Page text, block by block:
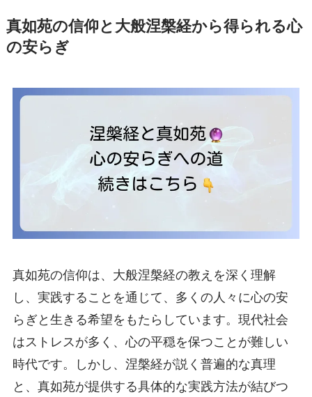
真如苑の信仰と大般涅槃経から得られる心
の安らぎ
真如苑の信仰は、大般涅槃経の教えを深く理解
し、実践することを通じて、多くの人々に心の安
らぎと生きる希望をもたらしています。現代社会
はストレスが多く、心の平穏を保つことが難しい
時代です。しかし、涅槃経が説く普遍的な真理
と、真如苑が提供する具体的な実践方法が結びつ